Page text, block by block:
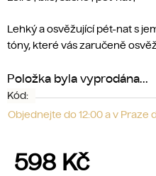
Lehký a osvěžující pét-nat s
tóny, které vás zaručeně
Položka byla vyprodána…
Kód:
Objednejte do 12:00 a v
598 Kč